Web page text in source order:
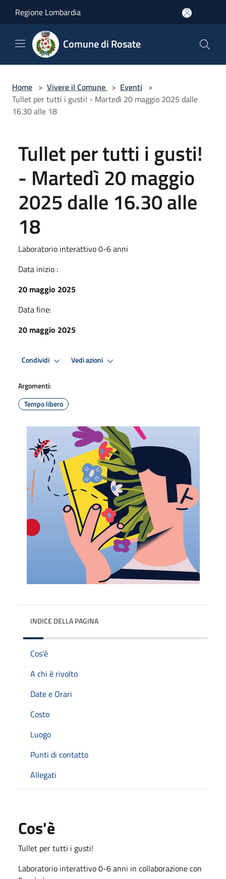
Regione Lombardia
Comune di Rosate
Home > Vivere il Comune > Eventi >
Tullet per tutti i gusti! - Martedì 20 maggio 2025 dalle
16.30 alle 18
Tullet per tutti i gusti!
- Martedì 20 maggio
2025 dalle 16.30 alle
18
Laboratorio interattivo 0-6 anni
Data inizio :
20 maggio 2025
Data fine:
20 maggio 2025
Condividi Vedi azioni
Argomenti:
Tempo libero
INDICE DELLA PAGINA
Cos'è
A chi è rivolto
Date e Orari
Costo
Luogo
Punti di contatto
Allegati
Cos'è
Tullet per tutti i gusti!
Laboratorio interattivo 0-6 anni in collaborazione con